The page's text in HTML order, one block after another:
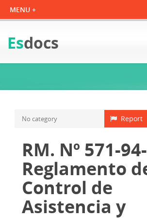
Esdocs
Report
No category
RM. Nº 571-
Reglamento
Control de
Asistencia y